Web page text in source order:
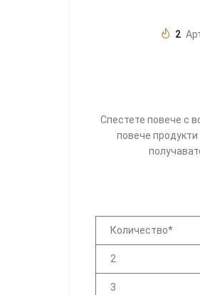
2
Спестете повече с
повече
Количество*
2
3